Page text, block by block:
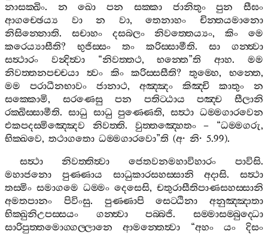
නාසක‍්ඛිං. න ඛො පන සක‍්කා ජානිතුං පුන
සීඝං
ආගච‍්ඡෙය්‍ය
වා න වා,තෙනාහං
චින‍්තයමානො
නිසින‍්නොති. සචාහං දසබලං නිවත‍්තෙය්‍යං,කිං
මෙ
කරෙය්‍යාසීති? භුජිස‍්සං තං කරිස‍්සාමීති. සා
ගන‍්ත්‍වා
සත්‍ථාරං
වන්‍දිත්‍වා“නිවත‍්තථ,භන‍්තෙ”ති ආහ.මම
නිවත‍්තනපච‍්චයා
ත්‍වං කිං කරිස‍්සසීති?තුම‍්හෙ,භන‍්තෙ,
මම
පරාධීනභාවං ජානාථ, අඤ‍්ඤං කිඤ‍්චි කාතුං
න
සක‍්කොමි, සරණෙසු පන පතිට‍්ඨාය පඤ‍්ච
සීලානි
රක‍්ඛිස‍්සාමීති. සාධු සාධු පුණ‍්ණෙති,සත්‍ථා ධම‍්මගාරවෙන
එකපදස‍්මිඤ‍්ඤෙව
නිවත‍්ති. වුත‍්තඤ‍්හෙතං– “ධම‍්මගරු,
භික‍්ඛවෙ, තථාගතො ධම‍්මගාරවො”ති (අ· නි· 5.99).
සත්‍ථා
නිවත‍්තිත්‍වා ජෙතවනමහාවිහාරං පාවිසි.
මහාජනො
පුණ‍්ණාය සාධුකාරසහස‍්සානි අදාසි. සත්‍ථා
තස‍්මිං සමාගමෙ ධම‍්මං දෙසෙසි, චතුරාසීතිපාණසහස‍්සානි
අමතපානං
පිවිංසු. පුණ‍්ණාපි සෙට‍්ඨිනා
අනුඤ‍්ඤාතා
භික‍්ඛුනිඋපස‍්සයං
ගන‍්ත්‍වා පබ‍්බජි.සම‍්මාසම‍්බුද‍්ධො
සාරිපුත‍්තමොග‍්ගල‍්ලානෙ
ආමන‍්තෙත්‍වා “අහං යං
දිසං